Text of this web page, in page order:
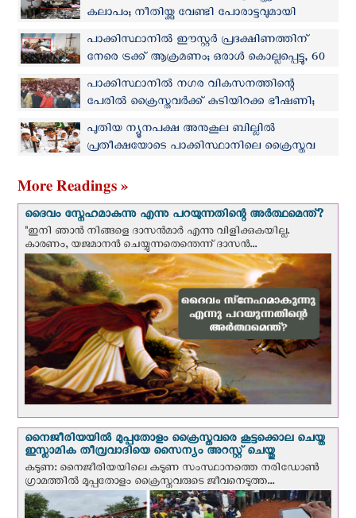
കലാപം; നീതിയ്ക്കു വേണ്ടി പോരാട്ടവുമായി
ക്രൈസ്തവര്‍
പാക്കിസ്ഥാനില്‍ ഈസ്റ്റർ പ്രദക്ഷിണത്തിന്
നേരെ ട്രക്ക് ആക്രമണം; ഒരാള്‍ കൊല്ലപ്പെട്ടു, 60
പേര്‍ക്ക് പരിക്ക്
പാക്കിസ്ഥാനില്‍ നഗര വികസനത്തിന്റെ
പേരില്‍ ക്രൈസ്തവര്‍ക്ക് കുടിയിറക്ക ഭീഷണി;
വ്യാപക പ്രതിഷേധം
പുതിയ ന്യൂനപക്ഷ അനുകൂല ബില്ലില്‍
പ്രതീക്ഷയോടെ പാക്കിസ്ഥാനിലെ ക്രൈസ്തവ
More Readings »
ദൈവം സ്നേഹമാകുന്നു എന്നു പറയുന്നതിന്റെ അർത്ഥമെന്ത്?
"ഇനി ഞാന്‍ നിങ്ങളെ ദാസന്‍മാര്‍ എന്നു വിളിക്കുകയില്ല.
കാരണം, യജമാനന്‍ ചെയ്യുന്നതെന്തെന്ന് ദാസന്‍...
നൈജീരിയയില്‍ മുപ്പതോളം ക്രൈസ്തവരെ കൂട്ടക്കൊല ചെയ്ത
ഇസ്ലാമിക തീവ്രവാദിയെ സൈന്യം അറസ്റ്റ് ചെയ്തു
കടുണ: നൈജീരിയയിലെ കടുണ സംസ്ഥാനത്തെ നരിഡോൺ
ഗ്രാമത്തിൽ മുപ്പതോളം ക്രൈസ്തവരുടെ ജീവനെടുത്ത...